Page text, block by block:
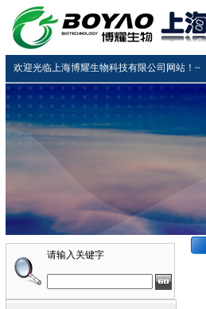
欢迎光临上海博耀生物科技有限公司网站！~
请输入关键字